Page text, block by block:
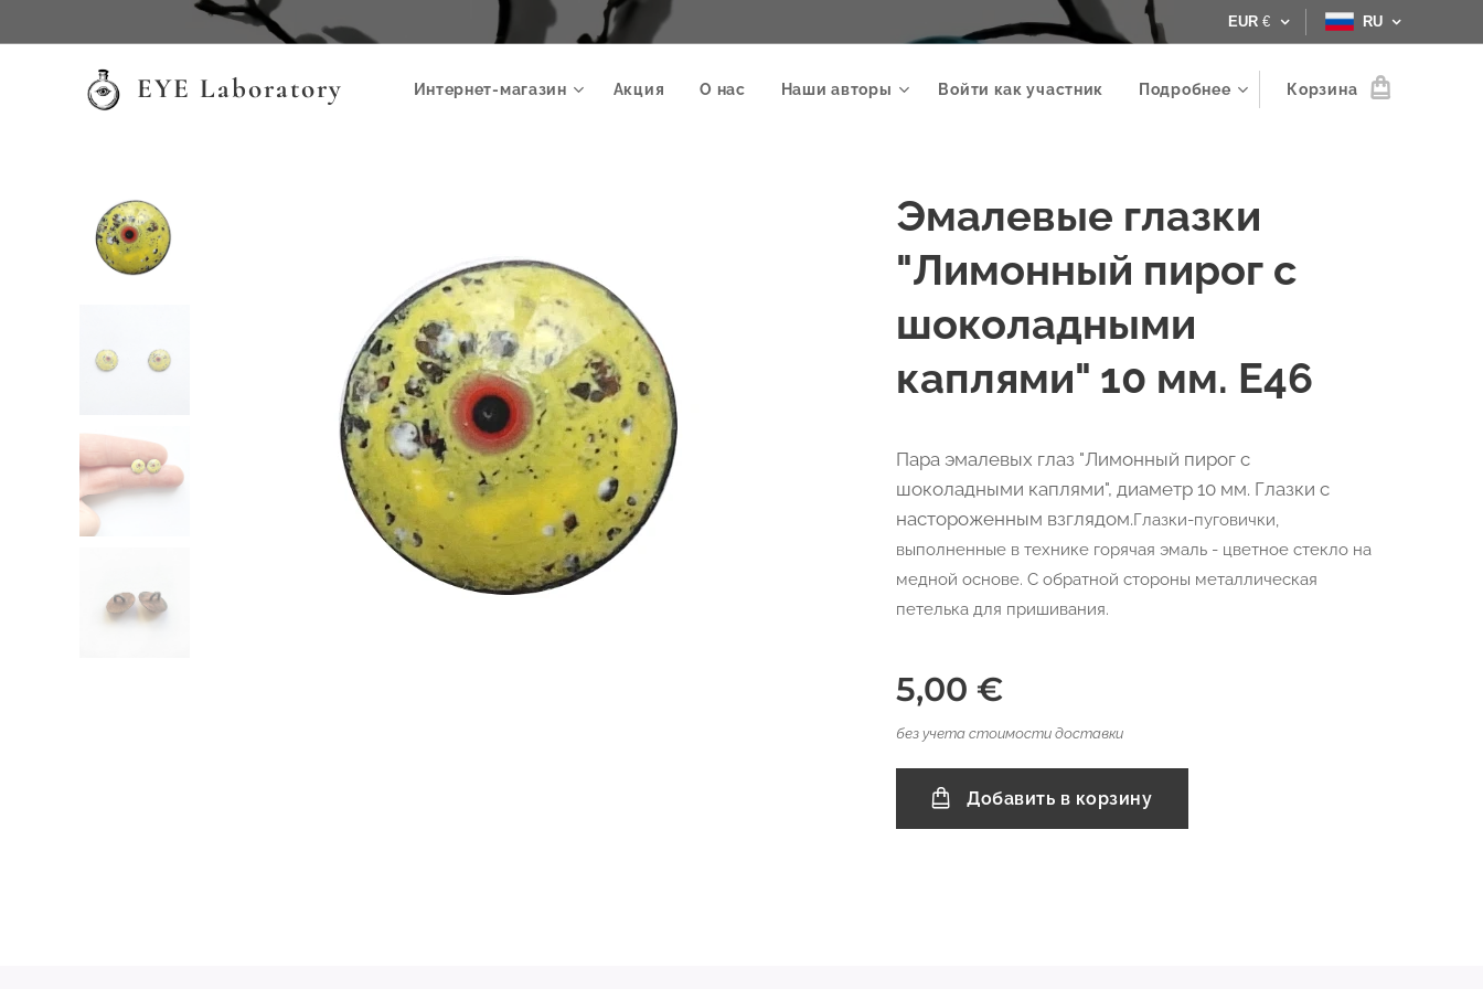
EUR € RU
EYE Laboratory Интернет-магазин Акция О нас Наши авторы Войти как участник Подробнее Корзина
Эмалевые глазки
"Лимонный пирог с
шоколадными
каплями" 10 мм. Е46
Пара эмалевых глаз "Лимонный пирог с
шоколадными каплями", диаметр 10 мм. Глазки с
настороженным взглядом.Глазки-пуговички,
выполненные в технике горячая эмаль - цветное стекло на
медной основе. С обратной стороны металлическая
петелька для пришивания.
5,00 €
без учета стоимости доставки
Добавить в корзину